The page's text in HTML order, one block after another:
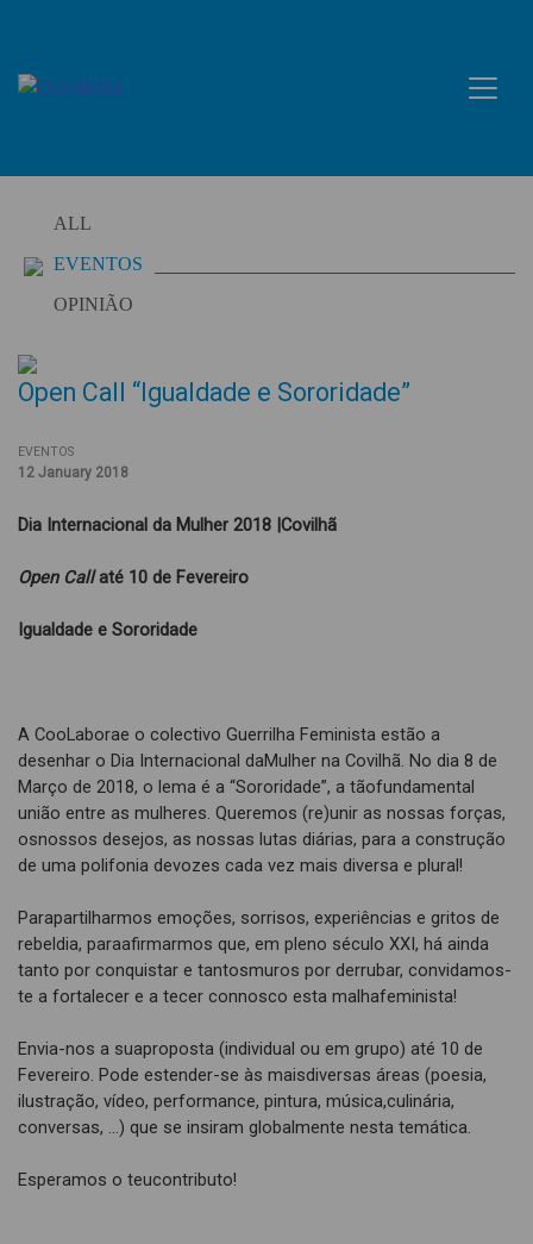
content
ALL
EVENTOS
OPINIÃO
Open Call “Igualdade e Sororidade”
EVENTOS
12 January 2018
Dia Internacional da Mulher 2018 |Covilhã
Open Callaté 10 de Fevereiro
Igualdade e Sororidade
A CooLaborae o colectivo Guerrilha Feminista estão a
desenhar o Dia Internacional daMulher na Covilhã. No dia 8 de
Março de 2018, o lema é a “Sororidade”, a tãofundamental
união entre as mulheres. Queremos (re)unir as nossas forças,
osnossos desejos, as nossas lutas diárias, para a construção
de uma polifonia devozes cada vez mais diversa e plural!
Parapartilharmos emoções, sorrisos, experiências e gritos de
rebeldia, paraafirmarmos que, em pleno século XXI, há ainda
tanto por conquistar e tantosmuros por derrubar, convidamos-
te a fortalecer e a tecer connosco esta malhafeminista!
Envia-nos a suaproposta (individual ou em grupo) até 10 de
Fevereiro. Pode estender-se às maisdiversas áreas (poesia,
ilustração, vídeo, performance, pintura, música,culinária,
conversas, …) que se insiram globalmente nesta temática.
Esperamos o teucontributo!